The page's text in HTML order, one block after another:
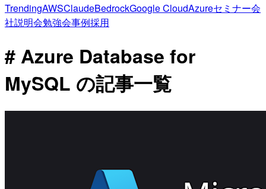
TrendingAWSClaudeBedrockGoogle CloudAzureセミナー会
社説明会勉強会事例採用
# Azure Database for
MySQL の記事一覧